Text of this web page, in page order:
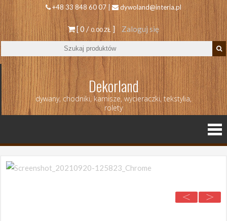
+48 33 848 60 07 | dywoland@interia.pl
[ 0 /0.00 ZŁ ] Zaloguj się
Dekorland
dywany, chodniki, karnisze, wycieraczki, tekstylia,
rolety